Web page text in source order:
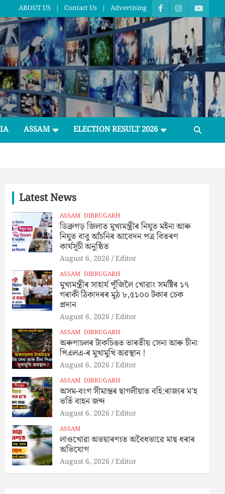
ABOUT US Contact Us Advertising
ASSAM ELECTION RESULT 2026
Latest News
ASSAM DIBRUGARH
ডিব্ৰুগড় জিলাত মুখ্যমন্ত্ৰীৰ নিযুত মইনা আৰু
নিযুত বাবু আঁচনিৰ আবেদন পত্ৰ বিতৰণ
কাৰ্যসূচী অনুষ্ঠিত
August 6, 2026 Editor
ASSAM DIBRUGARH
মুখ্যমন্ত্ৰীৰ সাহাৰ্য পূঁজিলৈ খোৱাং সমষ্টিৰ ১৭
গৰাকী ঠিকাদৰৰ মুঠ ৮,৫১০০ টকাৰ চেক
প্ৰদান
August 6, 2026 Editor
ASSAM DIBRUGARH
অৰুণাচলৰ টাকচিঙত ভাৰতীয় সেনা আৰু চীনা
পিএলএ-ৰ মুখামুখি অৱস্থান !
August 6, 2026 Editor
ASSAM DIBRUGARH
অসম-বংগ সীমান্তৰ ছাগলীয়াত বহি:ৰাজ্যৰ ম’হ
ভৰ্তি বাহন জব্দ
August 6, 2026 Editor
ASSAM
লাওখোৱা অভয়াৰণ্যত অবৈধভাৱে মাছ ধৰাৰ
অভিযোগ
August 6, 2026 Editor